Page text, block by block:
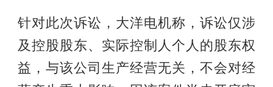
针对此次诉讼，大洋电机称，诉讼仅涉
及控股股东、实际控制人个人的股东权
益，与该公司生产经营无关，不会对经